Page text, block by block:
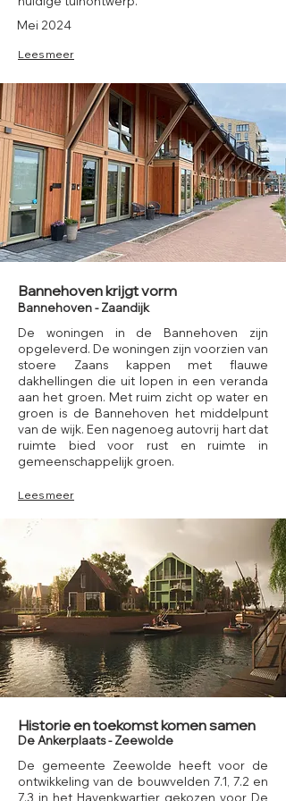
Mei 2024
Lees meer
Bannehoven krijgt vorm
Bannehoven - Zaandijk
De woningen in de Bannehoven zijn
opgeleverd. De woningen zijn voorzien van
stoere Zaans kappen met flauwe
dakhellingen die uit lopen in een veranda
aan het groen. Met ruim zicht op water en
groen is de Bannehoven het middelpunt
van de wijk. Een nagenoeg autovrij hart dat
ruimte bied voor rust en ruimte in
gemeenschappelijk groen.
Lees meer
Historie en toekomst komen samen
De Ankerplaats - Zeewolde
De gemeente Zeewolde heeft voor de
ontwikkeling van de bouwvelden 7.1, 7.2 en
7.3 in het Havenkwartier gekozen voor De